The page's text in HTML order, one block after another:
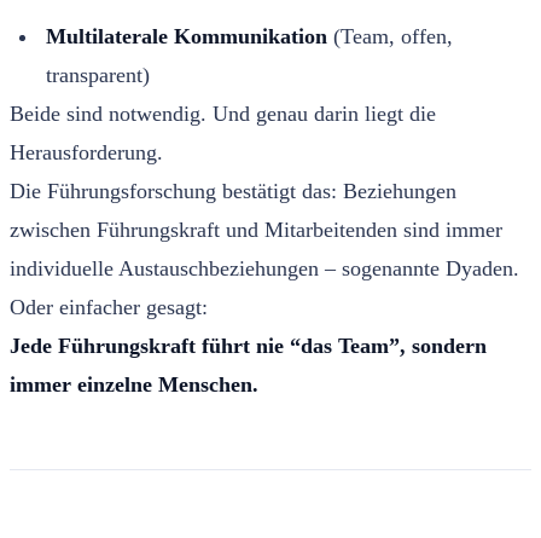
Multilaterale Kommunikation (Team, offen,
transparent)
Beide sind notwendig. Und genau darin liegt die
Herausforderung.
Die Führungsforschung bestätigt das: Beziehungen
zwischen Führungskraft und Mitarbeitenden sind immer
individuelle Austauschbeziehungen – sogenannte Dyaden.
Oder einfacher gesagt:
Jede Führungskraft führt nie “das Team”, sondern
immer einzelne Menschen.